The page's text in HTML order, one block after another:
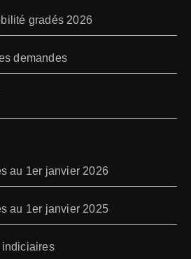
gradés 2026
demandes
au 1er janvier 2026
au 1er janvier 2025